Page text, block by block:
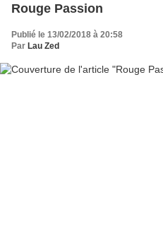
Rouge Passion
Publié le 13/02/2018 à 20:58
Par Lau Zed